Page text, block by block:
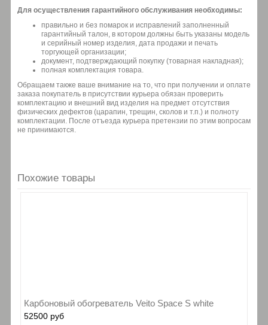
Для осуществления гарантийного обслуживания необходимы:
правильно и без помарок и исправлений заполненный
гарантийный талон, в котором должны быть указаны модель
и серийный номер изделия, дата продажи и печать
торгующей организации;
документ, подтверждающий покупку (товарная накладная);
полная комплектация товара.
Обращаем также ваше внимание на то, что при получении и оплате
заказа покупатель в присутствии курьера обязан проверить
комплектацию и внешний вид изделия на предмет отсутствия
физических дефектов (царапин, трещин, сколов и т.п.) и полноту
комплектации. После отъезда курьера претензии по этим вопросам
не принимаются.
Похожие товары
Карбоновый обогреватель Veito Space S white
52500 руб